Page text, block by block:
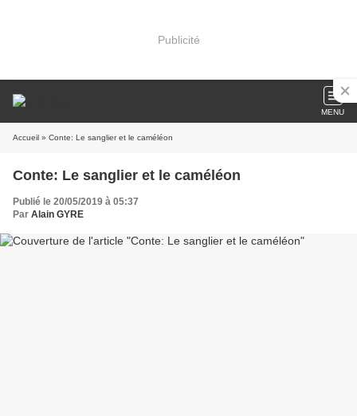
Publicité
MENU
Accueil » Conte: Le sanglier et le caméléon
Conte: Le sanglier et le caméléon
Publié le 20/05/2019 à 05:37
Par Alain GYRE